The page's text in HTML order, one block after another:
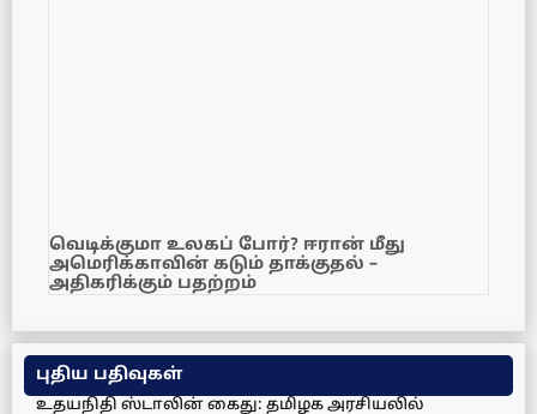
வெடிக்குமா உலகப் போர்? ஈரான் மீது
அமெரிக்காவின் கடும் தாக்குதல் –
அதிகரிக்கும் பதற்றம்
புதிய பதிவுகள்
உதயநிதி ஸ்டாலின் கைது: தமிழக அரசியலில்